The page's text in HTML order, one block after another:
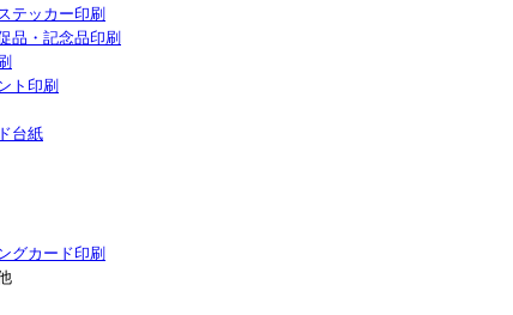
テッカー印刷
品・記念品印刷
ト印刷
台紙
グカード印刷